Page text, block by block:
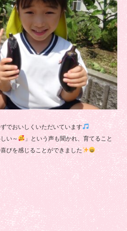
でおいしくいただいています
い～
」という声も聞かれ、育てること
びを感じることができました